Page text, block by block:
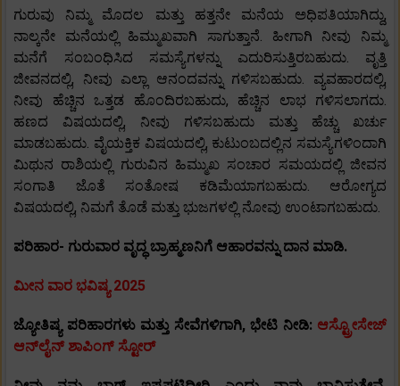
ಗುರುವು ನಿಮ್ಮ ಮೊದಲ ಮತ್ತು ಹತ್ತನೇ ಮನೆಯ ಅಧಿಪತಿಯಾಗಿದ್ದು,
ನಾಲ್ಕನೇ ಮನೆಯಲ್ಲಿ ಹಿಮ್ಮುಖವಾಗಿ ಸಾಗುತ್ತಾನೆ. ಹೀಗಾಗಿ ನೀವು ನಿಮ್ಮ
ಮನೆಗೆ ಸಂಬಂಧಿಸಿದ ಸಮಸ್ಯೆಗಳನ್ನು ಎದುರಿಸುತ್ತಿರಬಹುದು. ವೃತ್ತಿ
ಜೀವನದಲ್ಲಿ, ನೀವು ಎಲ್ಲಾ ಆನಂದವನ್ನು ಗಳಿಸಬಹುದು. ವ್ಯವಹಾರದಲ್ಲಿ,
ನೀವು ಹೆಚ್ಚಿನ ಒತ್ತಡ ಹೊಂದಿರಬಹುದು, ಹೆಚ್ಚಿನ ಲಾಭ ಗಳಿಸಲಾಗದು.
ಹಣದ ವಿಷಯದಲ್ಲಿ, ನೀವು ಗಳಿಸಬಹುದು ಮತ್ತು ಹೆಚ್ಚು ಖರ್ಚು
ಮಾಡಬಹುದು. ವೈಯಕ್ತಿಕ ವಿಷಯದಲ್ಲಿ, ಕುಟುಂಬದಲ್ಲಿನ ಸಮಸ್ಯೆಗಳಿಂದಾಗಿ
ಮಿಥುನ ರಾಶಿಯಲ್ಲಿ ಗುರುವಿನ ಹಿಮ್ಮುಖ ಸಂಚಾರ ಸಮಯದಲ್ಲಿ ಜೀವನ
ಸಂಗಾತಿ ಜೊತೆ ಸಂತೋಷ ಕಡಿಮೆಯಾಗಬಹುದು. ಆರೋಗ್ಯದ
ವಿಷಯದಲ್ಲಿ, ನಿಮಗೆ ತೊಡೆ ಮತ್ತು ಭುಜಗಳಲ್ಲಿ ನೋವು ಉಂಟಾಗಬಹುದು.
ಪರಿಹಾರ- ಗುರುವಾರ ವೃದ್ಧ ಬ್ರಾಹ್ಮಣನಿಗೆ ಆಹಾರವನ್ನು ದಾನ ಮಾಡಿ.
ಮೀನ ವಾರ ಭವಿಷ್ಯ 2025
ಜ್ಯೋತಿಷ್ಯ ಪರಿಹಾರಗಳು ಮತ್ತು ಸೇವೆಗಳಿಗಾಗಿ, ಭೇಟಿ ನೀಡಿ: ಆಸ್ಟ್ರೋಸೇಜ್
ಆನ್‌ಲೈನ್ ಶಾಪಿಂಗ್ ಸ್ಟೋರ್